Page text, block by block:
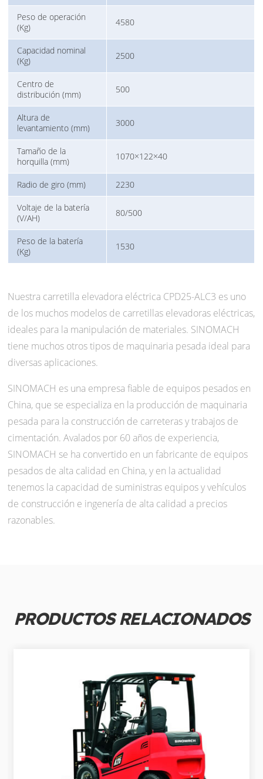
Peso de operación
(Kg)
4580
Capacidad nominal
(Kg)
2500
Centro de
distribución (mm)
500
Altura de
levantamiento (mm)
3000
Tamaño de la
horquilla (mm)
1070×122×40
Radio de giro (mm) 2230
Voltaje de la batería
(V/AH)
80/500
Peso de la batería
(Kg)
1530
Nuestra carretilla elevadora eléctrica CPD25-ALC3 es uno
de los muchos modelos de carretillas elevadoras eléctricas,
ideales para la manipulación de materiales. SINOMACH
tiene muchos otros tipos de maquinaria pesada ideal para
diversas aplicaciones.
SINOMACH es una empresa fiable de equipos pesados en
China, que se especializa en la producción de maquinaria
pesada para la construcción de carreteras y trabajos de
cimentación. Avalados por 60 años de experiencia,
SINOMACH se ha convertido en un fabricante de equipos
pesados de alta calidad en China, y en la actualidad
tenemos la capacidad de suministras equipos y vehículos
de construcción e ingenería de alta calidad a precios
razonables.
PRODUCTOS RELACIONADOS